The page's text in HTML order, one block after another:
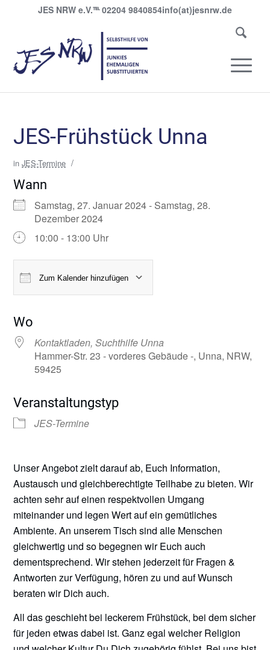
JES NRW e.V.℡02204 9840854info(at)jesnrw.de
JES-Frühstück Unna
inJES-Termine /
Wann
Samstag, 27. Januar 2024 - Samstag, 28.
Dezember 2024
10:00 - 13:00 Uhr
Zum Kalender hinzufügen
Wo
Kontaktladen, Suchthilfe Unna
Hammer-Str. 23 - vorderes Gebäude -, Unna, NRW,
59425
Veranstaltungstyp
JES-Termine
Unser Angebot zielt darauf ab, Euch Information,
Austausch und gleichberechtigte Teilhabe zu bieten. Wir
achten sehr auf einen respektvollen Umgang
miteinander und legen Wert auf ein gemütliches
Ambiente. An unserem Tisch sind alle Menschen
gleichwertig und so begegnen wir Euch auch
dementsprechend. Wir stehen jederzeit für Fragen &
Antworten zur Verfügung, hören zu und auf Wunsch
beraten wir Dich auch.
All das geschieht bei leckerem Frühstück, bei dem sicher
für jeden etwas dabei ist. Ganz egal welcher Religion